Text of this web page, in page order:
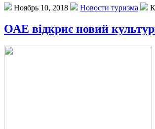
Ноябрь 10, 2018 Новости туризма
ОАЕ відкриє новий